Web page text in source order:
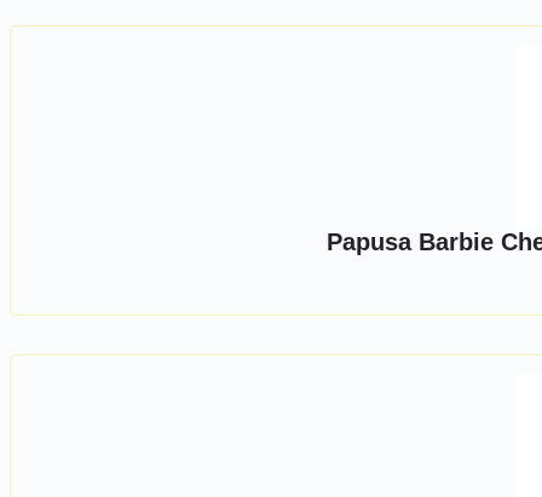
Papusa Barbie